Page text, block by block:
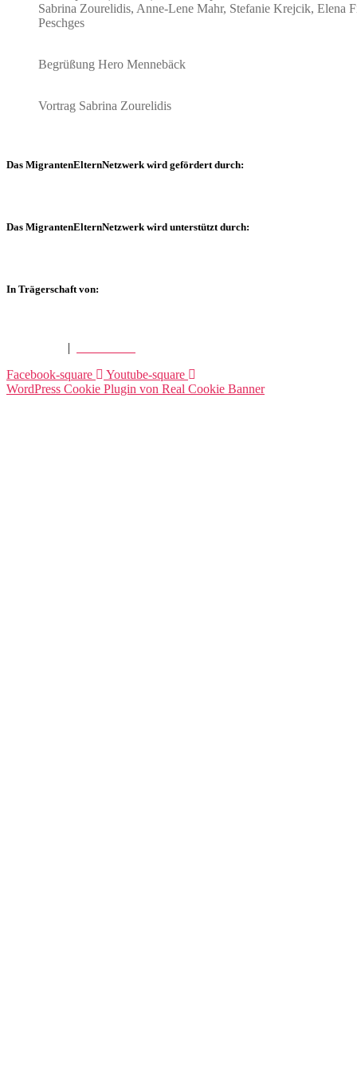
Sabrina Zourelidis, Anne-Lene Mahr, Stefanie Krejcik, Elena
Peschges
Begrüßung Hero Mennebäck
Vortrag Sabrina Zourelidis
Das MigrantenElternNetzwerk wird gefördert durch:
Das MigrantenElternNetzwerk wird unterstützt durch:
In Trägerschaft von:
|
Facebook-square
Youtube-square
WordPress Cookie Plugin von Real Cookie Banner